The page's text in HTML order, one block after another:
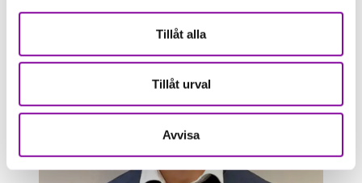
Tillåt alla
Tillåt urval
Avvisa